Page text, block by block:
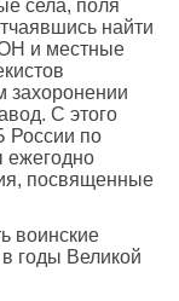
села, поля
найти
и местные
захоронении
С этого
России по
ежегодно
посвященные
воинские
годы Великой